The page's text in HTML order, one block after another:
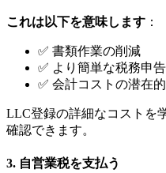
これは以下を意味します ：
✅ 書類作業の削減
✅ より簡単な税務申告
✅ 会計コストの潜在
LLC登録の詳細なコストを
確認できます。
3. 自営業税を支払う